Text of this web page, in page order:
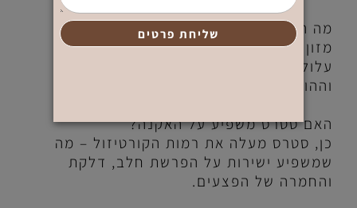
מה הקשר בין תזונה לאקנה?
מזון עתיר סוכר, חלב פרה ומזון מעובד
עלולים להשפיע על רמות האינסולין
וההורמונים – ולהחמיר אקנה.
האם סטרס משפיע על האקנה?
כן, סטרס מעלה את רמות הקורטיזול – מה
שמשפיע ישירות על הפרשת חלב, דלקת
והחמרה של הפצעים.